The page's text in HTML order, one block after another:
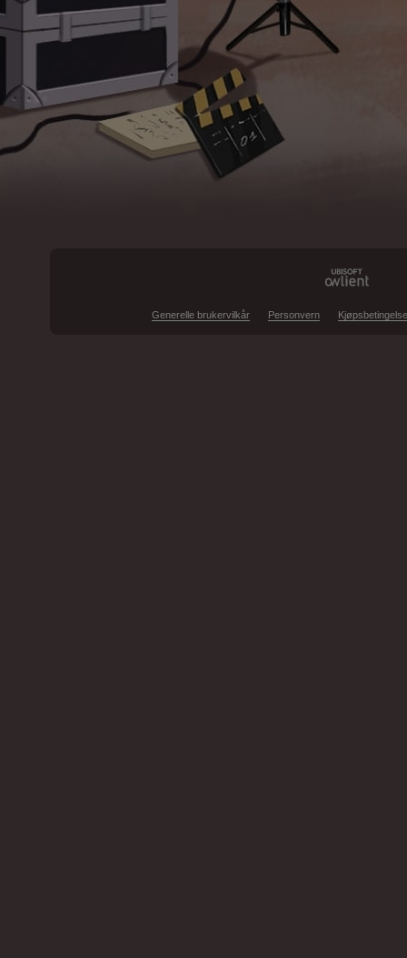
Generelle brukervilkår Personvern